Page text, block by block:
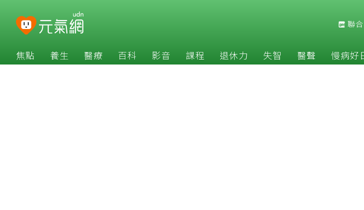
聯
焦點 養生 醫療 百科 影音 課程 退休力 失智 醫聲 慢病好